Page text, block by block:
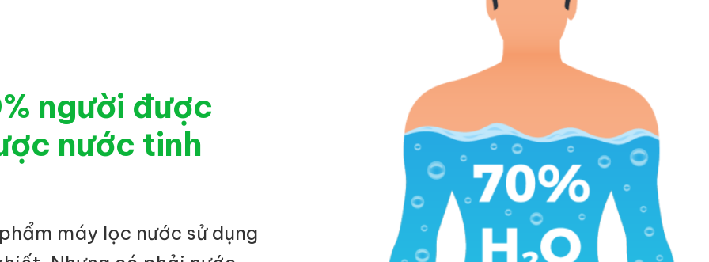
người được
nước tinh
máy lọc nước sử dụng